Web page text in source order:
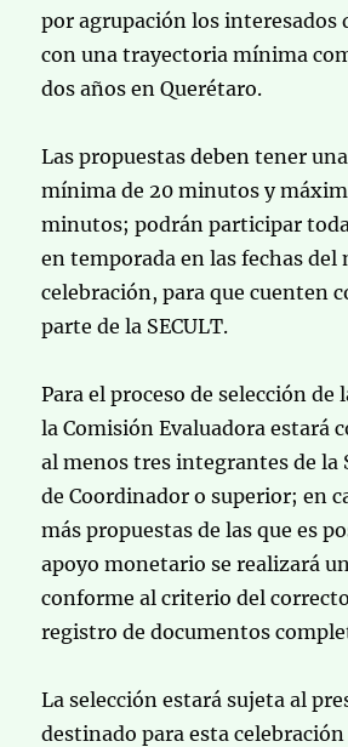
por agrupación los interesados
con una trayectoria mínima
dos años en Querétaro.
Las propuestas deben tener
mínima de 20 minutos y
minutos; podrán participar
en temporada en las fechas del
celebración, para que cuenten
parte de la SECULT.
Para el proceso de selección de
la Comisión Evaluadora estará
al menos tres integrantes de la
de Coordinador o superior; en
más propuestas de las que es
apoyo monetario se realizará
conforme al criterio del
registro de documentos
La selección estará sujeta al
destinado para esta celebración